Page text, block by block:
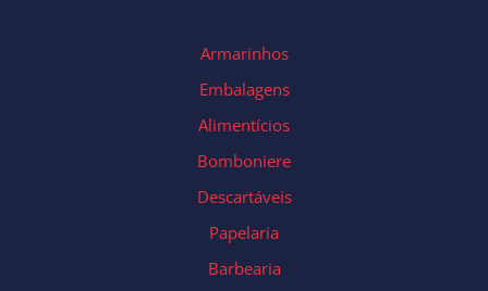
Armarinhos
Embalagens
Alimentícios
Bomboniere
Descartáveis
Papelaria
Barbearia